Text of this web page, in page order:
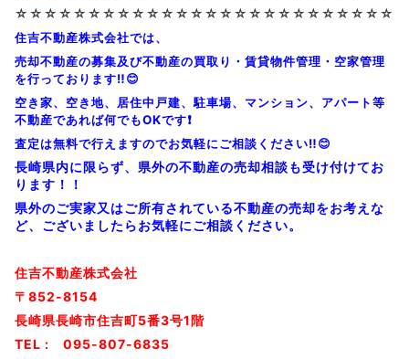
☆☆☆☆☆☆☆☆ ☆☆☆☆☆☆☆☆ ☆☆☆☆☆☆☆☆
住吉不動産株式会社では、
売却不動産の募集及び不動産の買取り・賃貸物件管理・空家管理
を行っております‼️😊
空き家、空き地、居住中戸建、駐車場、マンション、アパート等
不動産であれば何でもOKです❗
査定は無料で行えますのでお気軽にご相談ください‼️😊
長崎県内に限らず、県外の不動産の売却相談も受け付けてお
ります！！
県外のご実家又はご所有されている不動産の売却をお考えな
ど、ございましたらお気軽にご相談ください。
住吉不動産株式会社
〒852-8154
長崎県長崎市住吉町5番3号1階
TEL : 095-807-6835